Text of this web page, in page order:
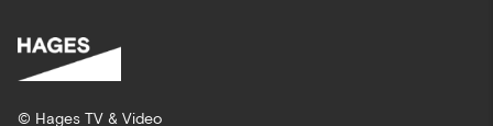
© Hages TV & Video